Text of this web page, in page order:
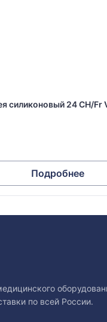
силиконовый 24 СH/Fr
Подробнее
по всей России.